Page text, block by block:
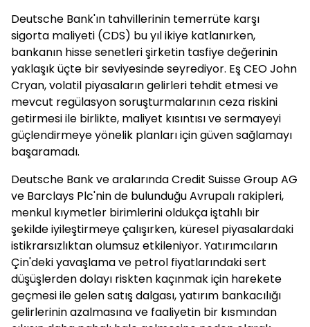
Deutsche Bank'ın tahvillerinin temerrüte karşı
sigorta maliyeti (CDS) bu yıl ikiye katlanırken,
bankanın hisse senetleri şirketin tasfiye değerinin
yaklaşık üçte bir seviyesinde seyrediyor. Eş CEO John
Cryan, volatil piyasaların gelirleri tehdit etmesi ve
mevcut regülasyon soruşturmalarının ceza riskini
getirmesi ile birlikte, maliyet kısıntısı ve sermayeyi
güçlendirmeye yönelik planları için güven sağlamayı
başaramadı.
Deutsche Bank ve aralarında Credit Suisse Group AG
ve Barclays Plc'nin de bulunduğu Avrupalı rakipleri,
menkul kıymetler birimlerini oldukça iştahlı bir
şekilde iyileştirmeye çalışırken, küresel piyasalardaki
istikrarsızlıktan olumsuz etkileniyor. Yatırımcıların
Çin'deki yavaşlama ve petrol fiyatlarındaki sert
düşüşlerden dolayı riskten kaçınmak için harekete
geçmesi ile gelen satış dalgası, yatırım bankacılığı
gelirlerinin azalmasına ve faaliyetin bir kısmından